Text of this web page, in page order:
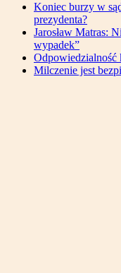
Koniec burzy w
prezydenta?
Jarosław Matras:
wypadek”
Odpowiedzialność
Milczenie jest